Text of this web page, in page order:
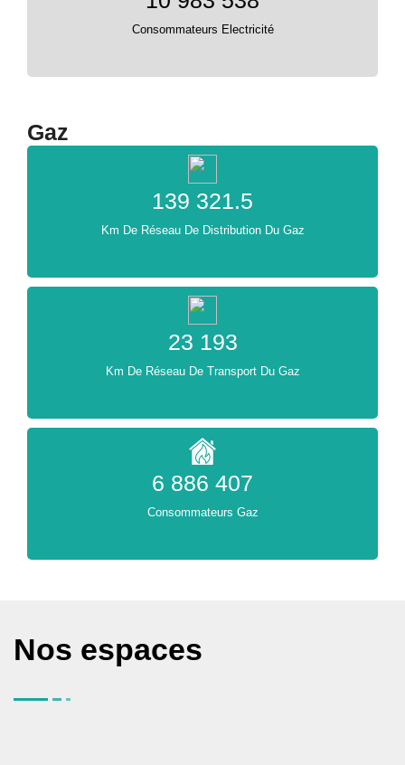
Consommateurs Electricité
Gaz
6 886 407
Consommateurs Gaz
23 193
Km De Réseau De Transport Du Gaz
139 321.5
Km De Réseau De Distribution Du Gaz
Nos espaces